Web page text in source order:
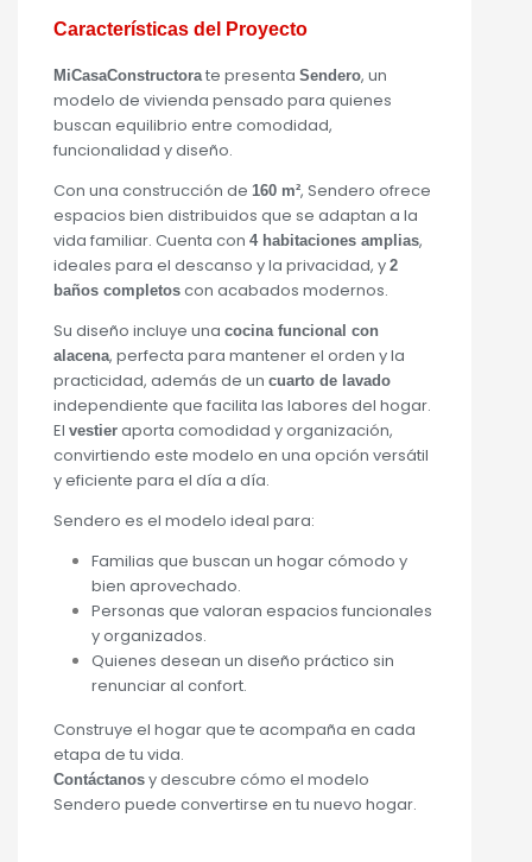
Características del Proyecto
MiCasaConstructorate presenta Sendero, un
modelo de vivienda pensado para quienes
buscan equilibrio entre comodidad,
funcionalidad y diseño.
Con una construcción de 160 m², Sendero ofrece
espacios bien distribuidos que se adaptan a la
vida familiar. Cuenta con 4 habitaciones amplias,
ideales para el descanso y la privacidad, y 2
baños completos con acabados modernos.
Su diseño incluye una cocina funcional con
alacena, perfecta para mantener el orden y la
practicidad, además de un cuarto de lavado
independiente que facilita las labores del hogar.
El vestier aporta comodidad y organización,
convirtiendo este modelo en una opción versátil
y eficiente para el día a día.
Sendero es el modelo ideal para:
Familias que buscan un hogar cómodo y
bien aprovechado.
Personas que valoran espacios funcionales
y organizados.
Quienes desean un diseño práctico sin
renunciar al confort.
Construye el hogar que te acompaña en cada
etapa de tu vida.
Contáctanos y descubre cómo el modelo
Sendero puede convertirse en tu nuevo hogar.